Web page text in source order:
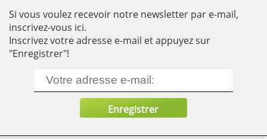
Si vous voulez recevoir notre newsletter par e-mail,
inscrivez-vous ici.
Inscrivez votre adresse e-mail et appuyez sur
"Enregistrer"!